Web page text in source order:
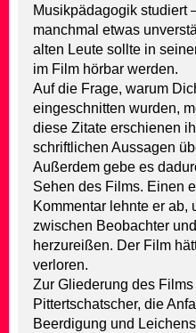
Musikpädagogik studiert
manchmal etwas
alten Leute sollte in
im Film hörbar werden.
Auf die Frage, warum
eingeschnitten wurden,
diese Zitate erschienen
schriftlichen Aussagen
Außerdem gebe es
Sehen des Films. Einen
Kommentar lehnte er ab,
zwischen Beobachter
herzureißen. Der Film
verloren.
Zur Gliederung des
Pittertschatscher, die
Beerdigung und